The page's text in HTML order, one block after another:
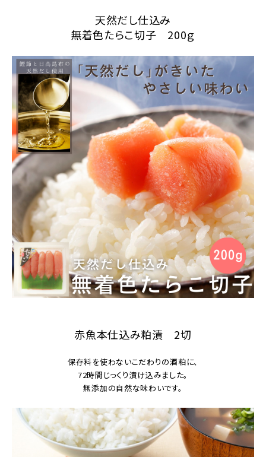
天然だし仕込み
無着色たらこ切子 200ｇ
赤魚本仕込み粕漬 2切
保存料を使わないこだわりの酒粕に、
72時間じっくり漬け込みました。
無添加の自然な味わいです。